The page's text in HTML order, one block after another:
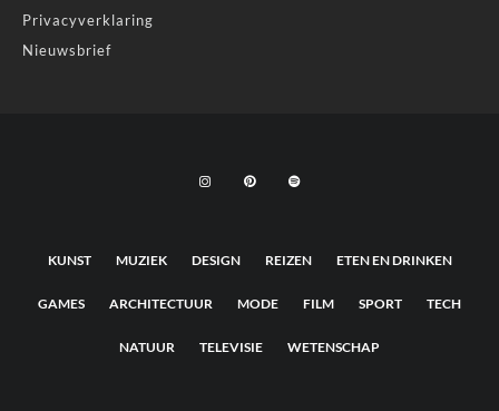
Privacyverklaring
Nieuwsbrief
KUNST MUZIEK DESIGN REIZEN ETEN EN DRINKEN
GAMES ARCHITECTUUR MODE FILM SPORT TECH
NATUUR TELEVISIE WETENSCHAP